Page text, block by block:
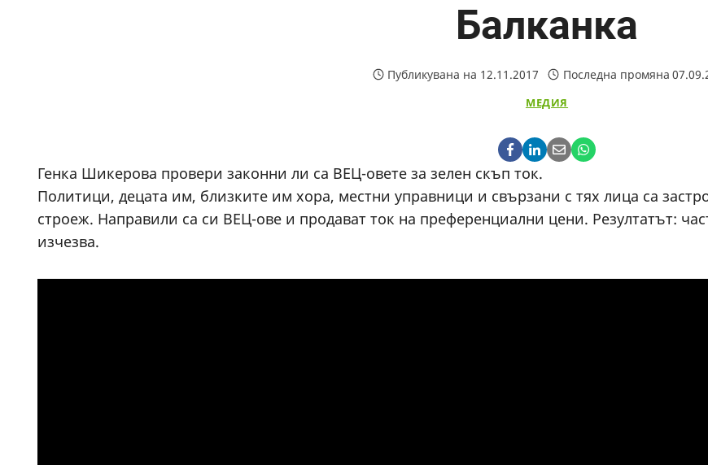
Балканка
Публикувана на 12.11.2017 Последна промяна
МЕДИЯ
Генка Шикерова провери законни ли са ВЕЦ-овете за зелен скъп ток.
Политици, децата им, близките им хора, местни управници и свързани с тях лица са
строеж. Направили са си ВЕЦ-ове и продават ток на преференциални цени. Резултатът:
изчезва.